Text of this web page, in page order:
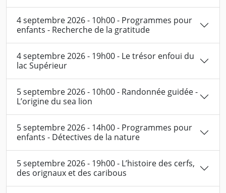
4 septembre 2026 - 10h00 - Programmes pour
enfants - Recherche de la gratitude
4 septembre 2026 - 19h00 - Le trésor enfoui du
lac Supérieur
5 septembre 2026 - 10h00 - Randonnée guidée -
L’origine du sea lion
5 septembre 2026 - 14h00 - Programmes pour
enfants - Détectives de la nature
5 septembre 2026 - 19h00 - L’histoire des cerfs,
des orignaux et des caribous